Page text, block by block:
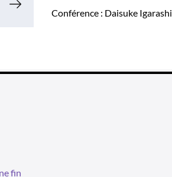
Conférence : Daisuke Igarashi
fin